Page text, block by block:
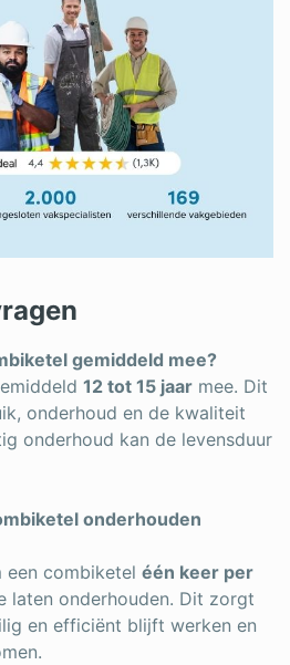
gemiddeld mee?
12 tot 15 jaar mee. Dit
onderhoud en de kwaliteit
onderhoud kan de levensduur
onderhouden
een combiketel één keer per
laten onderhouden. Dit zorgt
en efficiënt blijft werken en